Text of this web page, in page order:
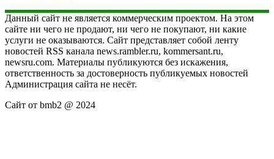
Данный сайт не является коммерческим проектом. На этом
сайте ни чего не продают, ни чего не покупают, ни какие
услуги не оказываются. Сайт представляет собой ленту
новостей RSS канала news.rambler.ru, kommersant.ru,
newsru.com. Материалы публикуются без искажения,
ответственность за достоверность публикуемых новостей
Администрация сайта не несёт.
Сайт от bmb2 @ 2024